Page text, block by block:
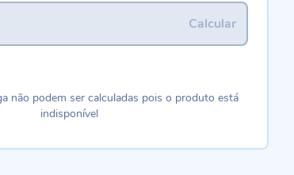
Calcular
não podem ser calculadas pois o produto está
indisponível